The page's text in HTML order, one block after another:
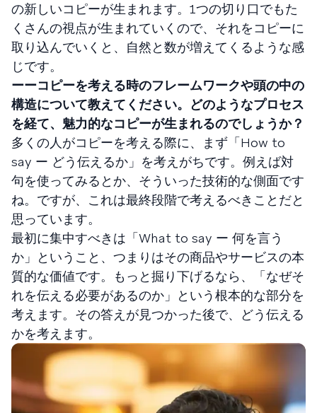
の新しいコピーが生まれます。1つの切り口でもた
くさんの視点が生まれていくので、それをコピーに
取り込んでいくと、自然と数が増えてくるような感
じです。
ーーコピーを考える時のフレームワークや頭の中の
構造について教えてください。どのようなプロセス
を経て、魅力的なコピーが生まれるのでしょうか？
多くの人がコピーを考える際に、まず「How to
say ー どう伝えるか」を考えがちです。例えば対
句を使ってみるとか、そういった技術的な側面です
ね。ですが、これは最終段階で考えるべきことだと
思っています。
最初に集中すべきは「What to say ー 何を言う
か」ということ、つまりはその商品やサービスの本
質的な価値です。もっと掘り下げるなら、「なぜそ
れを伝える必要があるのか」という根本的な部分を
考えます。その答えが見つかった後で、どう伝える
かを考えます。